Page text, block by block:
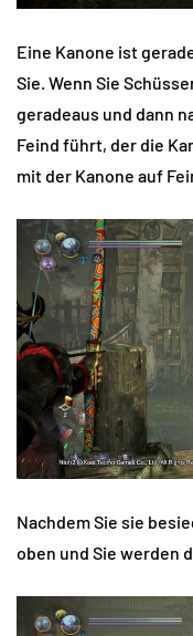
Eine Kanone ist
Sie. Wenn Sie
geradeaus und dann
Feind führt, der die
mit der Kanone auf
Nachdem Sie sie
oben und Sie werden